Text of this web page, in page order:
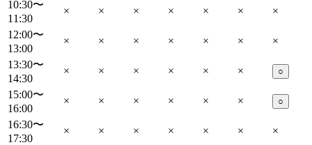
10:30〜
11:30
× × × × × ×
×
12:00〜
13:00
× × × × × ×
×
13:30〜
14:30
× × × × × × ○
15:00〜
16:00
× × × × × × ○
16:30〜
17:30
× × × × × ×
×